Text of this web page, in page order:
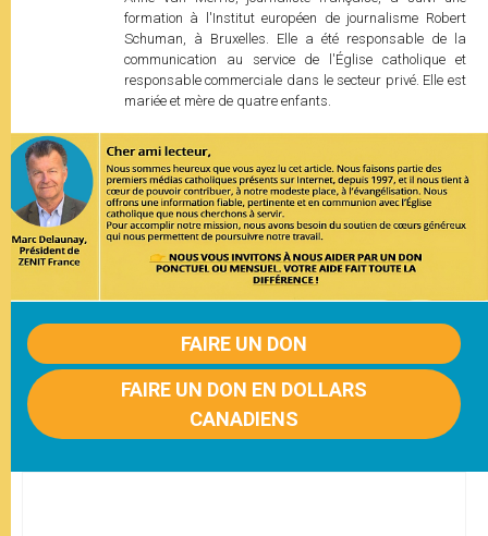
formation à l'Institut européen de journalisme Robert
Schuman, à Bruxelles. Elle a été responsable de la
communication au service de l'Église catholique et
responsable commerciale dans le secteur privé. Elle est
mariée et mère de quatre enfants.
FAIRE UN DON
FAIRE UN DON EN DOLLARS
CANADIENS